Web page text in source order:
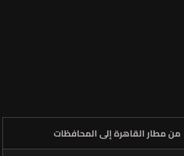
من مطار القاهرة إلى المحافظات